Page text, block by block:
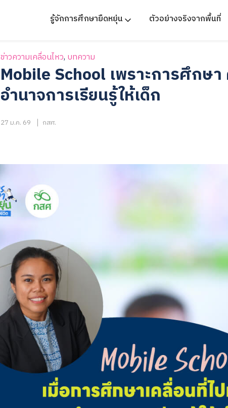
รู้จักการศึกษายืดหยุ่น ตัวอย่างจริงจากพื้นที่
ข่าวความเคลื่อนไหว, บทความ
Mobile School เพราะการศึกษ
อำนาจการเรียนรู้ให้เด็ก
27 ม.ค. 69 กสศ.